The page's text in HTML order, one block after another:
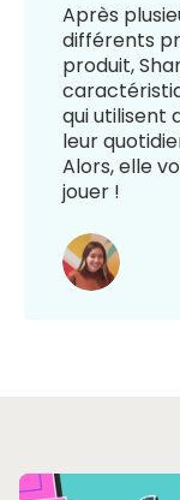
Après
différents
produit,
qui utilisent
leur
Alors, elle
jouer !